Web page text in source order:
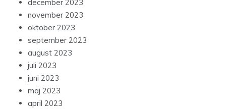
december 2023
november 2023
oktober 2023
september 2023
august 2023
juli 2023
juni 2023
maj 2023
april 2023